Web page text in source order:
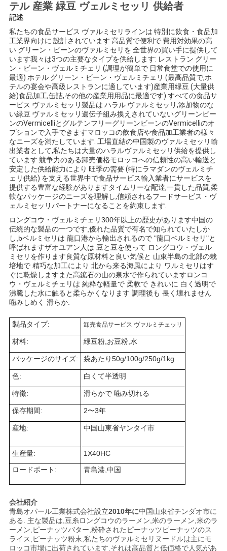
引
用
を
要
求
し
な
さ
い
地
図
PRIVACY
POLICY
テル 産業 緑豆 ヴェルミセッリ 供給者
記述
私たちの食品サービス ヴァルミセリラインは 特別に飲食・食品加
工業界向けに 設計されています 高品質で便利で 費用対効果の高
い グリーン・ビーンのヴァルミセリを 全世界の買い手に提供して
います我々は3つの主要なタイプを供給します: レストラン グリー
ン・ビーン・ヴェルミチェリ (調理が簡単で 日常食堂での使用に
最適) ホテル グリーン・ビーン・ヴェルミチェリ (最高品質で,ホ
テルの宴会や高級レストランに適しています)産業用緑豆 (大量供
給)食品加工,缶詰,その他の産業用用品に最適です) すべての食品サ
ービス ヴァルミセッリ製品は ハラル ヴァルミセッリ,添加物のな
い緑豆 ヴァルミセッリ遺伝子組み換えされていないグリーンビー
ンのVermicelliとグルテンフリーグリーンビーンのVermicelliのオ
プションで入手できますマロッコの飲食店や食品加工業者の様々
なニーズを満たしています. 工場直結の中国製のヴァルミセッリ輸
出業者として,私たちは大量のハラルヴァルミセッリ供給を提供し
ています.競争力のある卸売価格モロッコへの信頼性の高い輸送と
安定した供給能力により 旺季の需要 (特にラマダンのヴェルミチ
ェリ供給) を支える世界中で食品サービス輸入業者にサービスを
提供する豊富な経験がありますタイムリーな配達,一貫した品質,柔
軟なパッケージのニーズを理解し,信頼されるフードサービス・ヴ
ェルミセッリパートナーになることを約束します.
ロングコウ・ヴェルミチェリ300年以上の歴史があります中国の
伝統的な製品の一つです,優れた品質で有名で知られていた しか
し,bベルミセリは 龍口港から輸出されるので "龍口ベルミセリ"と
呼ばれますザオユアン人は 豆と豆を使って ロングコウ・ヴェル
ミセリを作ります良質な原材料と良い気候と 山東半島の北部の栽
培地で 精巧な加工により 北から来る海風により ワルミセリはす
ぐに乾燥しますまた高鉱石の山の泉水で作られていますロンコ
ウ・ヴェルミチェリは 純粋な軽量で 柔軟で きれいに 白く透明で
沸騰した水に触ると柔らかくなります 調理後も 長く壊れません
噛みしめく 滑らか.
製品タイプ: 卸売食品サービス ヴァルミチェッリ
材料: 緑豆粉,お豆粉,水
パッケージのサイズ: 袋あたり50g/100g/250g/1kg
色: 白くて半透明
特徴: 滑らかで 噛み切れる
保存期間: 2〜3年
産地: 中国山東省ヤンタイ市
生産量:
1X40HC
ロードポート:
青島港,中国
会社紹介
青島オパール工業株式会社設立2010年に中国山東省チンダオ市に
ある. 主な製品は,豆糸ロングコウのラーメン,米のラーメン,米のラ
ーメン,ピーナッツバター,粉砕されたピーナッツピーナッツのス
ライス,ピーナッツ粉末,私たちのヴァルミセリヌードルは主にモ
ロッコ市場に出荷されています.それは高品質と低価格で人気があ